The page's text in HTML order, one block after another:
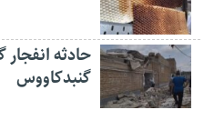
حادثه
گنبدکاووس